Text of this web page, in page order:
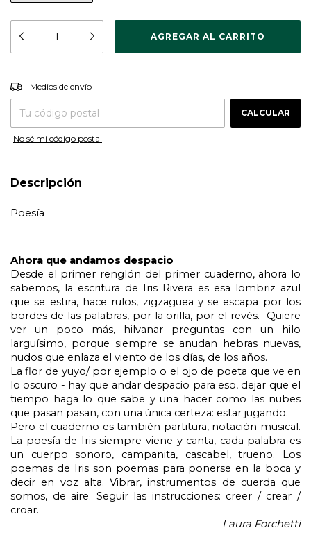
Entregas para el CP:
Medios de envío
CALCULAR
No sé mi código postal
Descripción
Poesía
Ahora que andamos despacio
Desde el primer renglón del primer cuaderno, ahora lo
sabemos, la escritura de Iris Rivera es esa lombriz azul
que se estira, hace rulos, zigzaguea y se escapa por los
bordes de las palabras, por la orilla, por el revés.  Quiere
ver un poco más, hilvanar preguntas con un hilo
larguísimo, porque siempre se anudan hebras nuevas,
nudos que enlaza el viento de los días, de los años.
La flor de yuyo/ por ejemplo o el ojo de poeta que ve en
lo oscuro - hay que andar despacio para eso, dejar que el
tiempo haga lo que sabe y una hacer como las nubes
que pasan pasan, con una única certeza: estar jugando.
Pero el cuaderno es también partitura, notación musical.
La poesía de Iris siempre viene y canta, cada palabra es
un cuerpo sonoro, campanita, cascabel, trueno. Los
poemas de Iris son poemas para ponerse en la boca y
decir en voz alta. Vibrar, instrumentos de cuerda que
somos, de aire. Seguir las instrucciones: creer / crear /
croar.
Laura Forchetti